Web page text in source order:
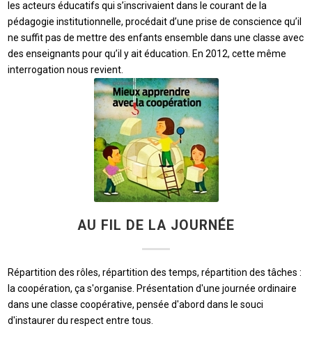
les acteurs éducatifs qui s’inscrivaient dans le courant de la
pédagogie institutionnelle, procédait d’une prise de conscience qu’il
ne suffit pas de mettre des enfants ensemble dans une classe avec
des enseignants pour qu’il y ait éducation. En 2012, cette même
interrogation nous revient.
AU FIL DE LA JOURNÉE
Répartition des rôles, répartition des temps, répartition des tâches :
la coopération, ça s'organise. Présentation d'une journée ordinaire
dans une classe coopérative, pensée d'abord dans le souci
d'instaurer du respect entre tous.